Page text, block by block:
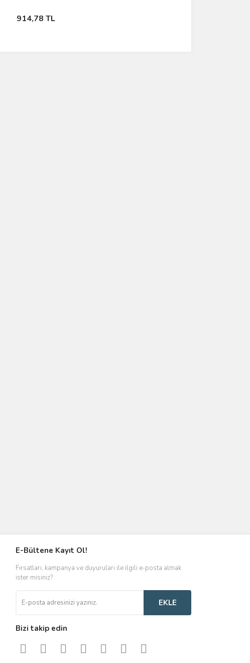
914,78 TL
Stokta Yok
E-Bültene Kayıt Ol!
Fırsatları, kampanya ve duyuruları ile ilgili e-posta almak
ister misiniz?
EKLE
Bizi takip edin